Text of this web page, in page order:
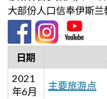
大部份人口信奉伊斯兰
日期
2021
年6月
主要旅游点